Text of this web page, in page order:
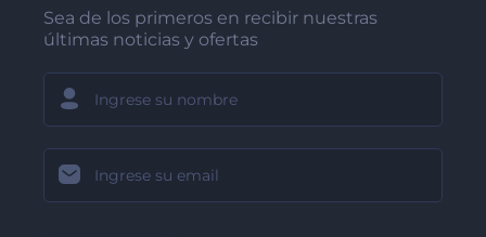
Sea de los primeros en recibir nuestras
últimas noticias y ofertas